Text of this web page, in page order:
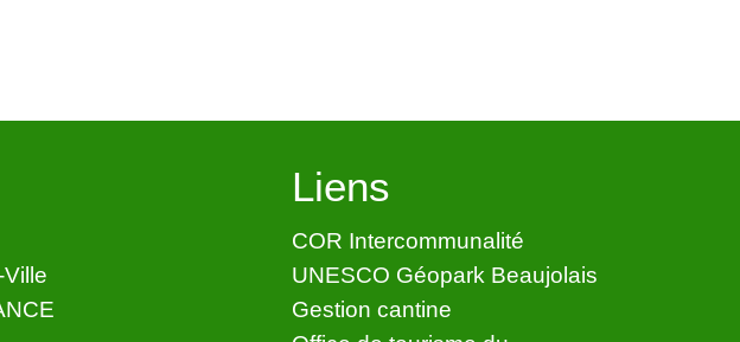
Liens
COR Intercommunalité
UNESCO Géopark Beaujolais
Gestion cantine